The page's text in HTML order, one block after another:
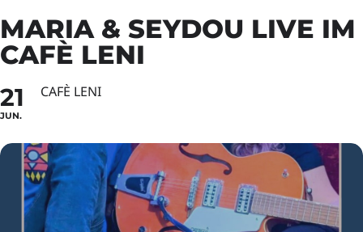
MARIA & SEYDOU LIVE IM
CAFÈ LENI
21
JUN.
CAFÈ LENI